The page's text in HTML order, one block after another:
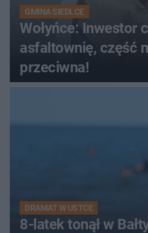
GMINA SIEDLCE
Wołyńce: Inwestor
asfaltownię, część
przeciwna!
DRAMAT W USTCE
8-latek tonął w